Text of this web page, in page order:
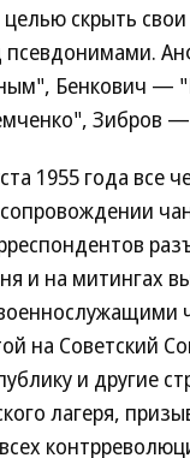
скрыть
псевдонимами.
Бенкович —
Зибров
1955 года все
и на митингах
на Советский
и другие
лагеря,